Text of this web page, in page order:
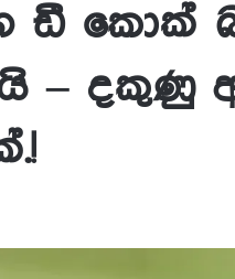
ඩී කොක්
– දකුණු